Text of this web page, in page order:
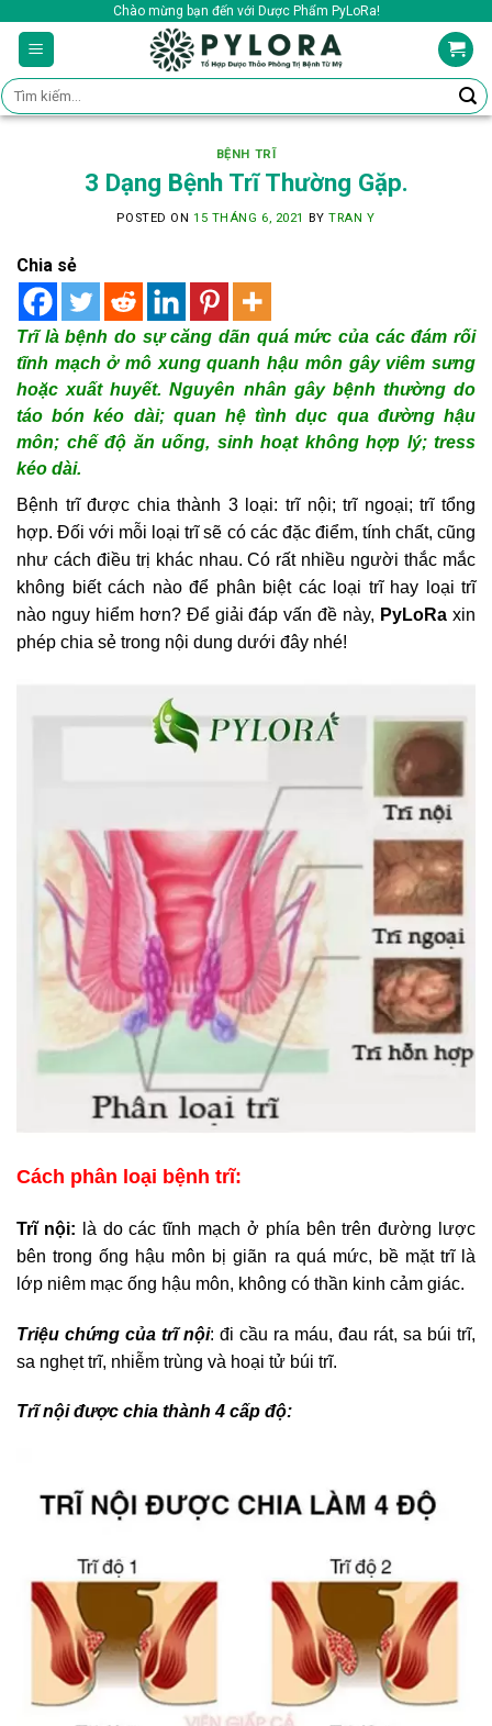
content
Chào mừng bạn đến với Dược Phẩm PyLoRa!
Tìm
kiếm:
BỆNH TRĨ
3 Dạng Bệnh Trĩ Thường Gặp.
POSTED ON 15 THÁNG 6, 2021 BYTRAN Y
Chia sẻ
Trĩ là bệnh do sự căng dãn quá mức của các đám rối
tĩnh mạch ở mô xung quanh hậu môn gây viêm sưng
hoặc xuất huyết. Nguyên nhân gây bệnh thường do
táo bón kéo dài; quan hệ tình dục qua đường hậu
môn; chế độ ăn uống, sinh hoạt không hợp lý; tress
kéo dài.
Bệnh trĩ được chia thành 3 loại: trĩ nội; trĩ ngoại; trĩ tổng
hợp. Đối với mỗi loại trĩ sẽ có các đặc điểm, tính chất, cũng
như cách điều trị khác nhau. Có rất nhiều người thắc mắc
không biết cách nào để phân biệt các loại trĩ hay loại trĩ
nào nguy hiểm hơn? Để giải đáp vấn đề này, PyLoRa xin
phép chia sẻ trong nội dung dưới đây nhé!
Cách phân loại bệnh trĩ:
Trĩ nội: là do các tĩnh mạch ở phía bên trên đường lược
bên trong ống hậu môn bị giãn ra quá mức, bề mặt trĩ là
lớp niêm mạc ống hậu môn, không có thần kinh cảm giác.
Triệu chứng của trĩ nội: đi cầu ra máu, đau rát, sa búi trĩ,
sa nghẹt trĩ, nhiễm trùng và hoại tử búi trĩ.
Trĩ nội được chia thành 4 cấp độ: